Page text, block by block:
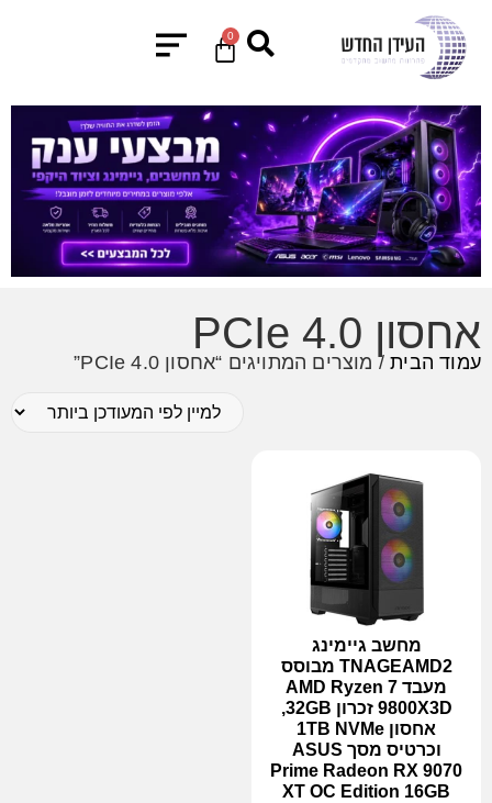
0
אחסון PCIe 4.0
עמוד הבית/ מוצרים המתויגים “אחסון PCIe 4.0”
מחשב גיימינג
TNAGEAMD2 מבוסס
מעבד AMD Ryzen 7
9800X3D זכרון 32GB,
אחסון 1TB NVMe
וכרטיס מסך ASUS
Prime Radeon RX 9070
XT OC Edition 16GB